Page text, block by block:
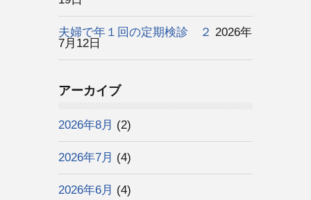
夫婦で年１回の定期検診 ２ 2026年
7月12日
アーカイブ
2026年8月 (2)
2026年7月 (4)
2026年6月 (4)